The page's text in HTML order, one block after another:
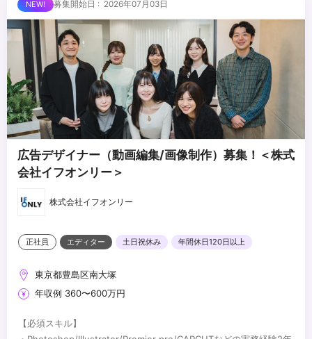
募集開始日 : 2026年07月03日
広告デザイナー（動画編集/画像制作）募集！＜株式
会社イフオンリー＞
株式会社イフオンリー
正社員 エディター 土日祝休み 年間休日120日以上
東京都豊島区南大塚
年収例 360〜600万円
【必須スキル】